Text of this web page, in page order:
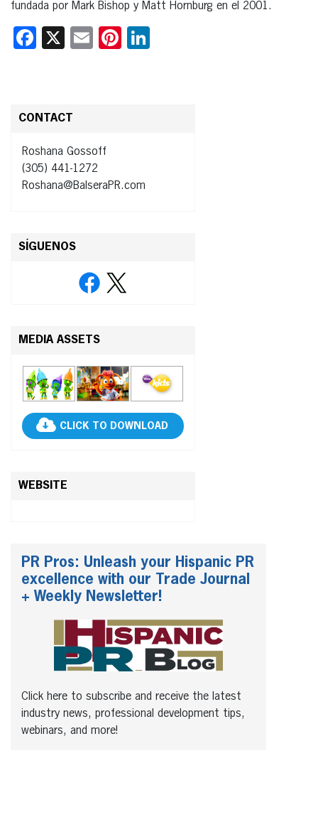
fundada por Mark Bishop y Matt Hornburg en el 2001.
Facebook
X EmailPinterest
CONTACT
Roshana Gossoff
(305) 441-1272
Roshana@BalseraPR.com
SÍGUENOS
MEDIA ASSETS
CLICK TO DOWNLOAD
WEBSITE
PR Pros: Unleash your Hispanic PR
excellence with our Trade Journal
+ Weekly Newsletter!
Click here to subscribe and receive the latest
industry news, professional development tips,
webinars, and more!